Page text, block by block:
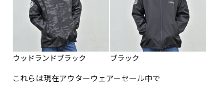
ウッドランドブラック ブラック
これらは現在アウターウェアーセール中で